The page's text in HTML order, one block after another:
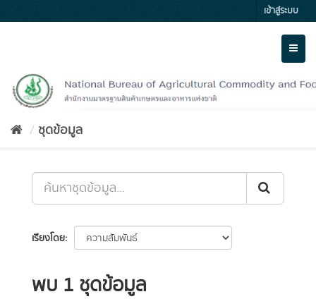
to
เข้าสู่ระบบ
ชุดข้อมูล
เรียงโดย
พบ 1 ชุดข้อมูล